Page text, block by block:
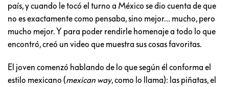
país, y cuando le tocó el turno a México se dio cuenta de que
no es exactamente como pensaba, sino mejor… mucho, pero
mucho mejor. Y para poder rendirle homenaje a todo lo que
encontró, creó un video que muestra sus cosas favoritas.
El joven comenzó hablando de lo que según él conforma el
estilo mexicano (mexican way, como lo llama): las piñatas, el